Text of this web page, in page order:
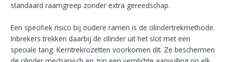
standaard raamgreep zonder extra gereedschap.
Een specifiek risico bij oudere ramen is de cilindertrekmethode.
Inbrekers trekken daarbij de cilinder uit het slot met een
speciale tang. Kerntrekrozetten voorkomen dit. Ze beschermen